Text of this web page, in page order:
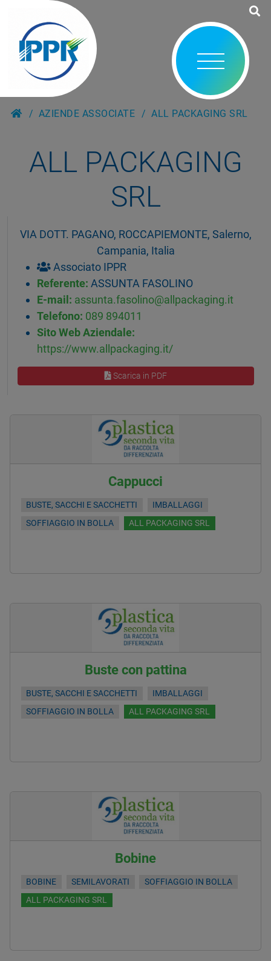
AZIENDE ASSOCIATE ALL PACKAGING SRL
ALL PACKAGING
SRL
VIA DOTT. PAGANO, ROCCAPIEMONTE, Salerno,
Campania, Italia
Associato IPPR
Referente: ASSUNTA FASOLINO
E-mail: assunta.fasolino@allpackaging.it
Telefono: 089 894011
Sito Web Aziendale:
https://www.allpackaging.it/
Scarica in PDF
Cappucci
BUSTE, SACCHI E SACCHETTI
IMBALLAGGI
SOFFIAGGIO IN BOLLA
ALL PACKAGING SRL
Buste con pattina
BUSTE, SACCHI E SACCHETTI
IMBALLAGGI
SOFFIAGGIO IN BOLLA
ALL PACKAGING SRL
Bobine
BOBINE SEMILAVORATI
SOFFIAGGIO IN BOLLA
ALL PACKAGING SRL